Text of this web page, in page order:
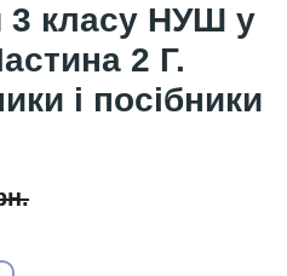
3 класу НУШ у
2 Г.
і посібники